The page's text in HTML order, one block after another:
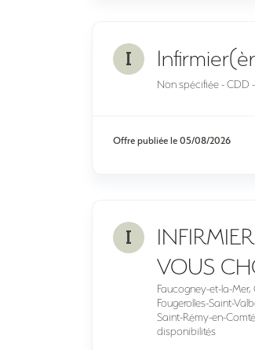
I
Non spécifiée - CDD
Offre publiée le05/08/2026
I
VOUS
Faucogney-et-la-
Fougerolles-Saint-
Saint-Rémy-en-
disponibilités